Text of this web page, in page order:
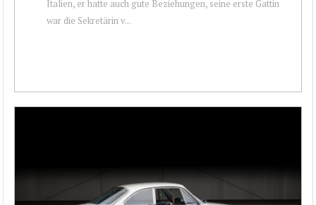
Italien, er hatte auch gute Beziehungen, seine erste Gattin
war die Sekretärin v...